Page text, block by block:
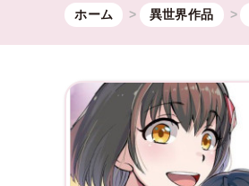
ホーム 異世界作品